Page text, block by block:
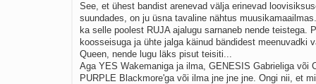
See, et ühest bandist arenevad välja erinevad
suundades, on ju üsna tavaline nähtus
ka selle poolest RUJA ajalugu sarnaneb nende teistega.
koosseisuga ja ühte jalga käinud bändidest meenuvadki
Queen, nende lugu läks pisut teisiti...
Aga YES Wakemaniga ja ilma, GENESIS Gabrieliga või
PURPLE Blackmore'ga või ilma jne jne jne. Ongi nii, et